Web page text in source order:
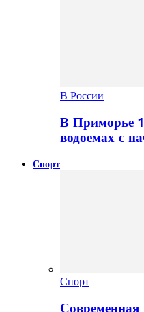
В России
В Приморье
водоемах с
Спорт
Спорт